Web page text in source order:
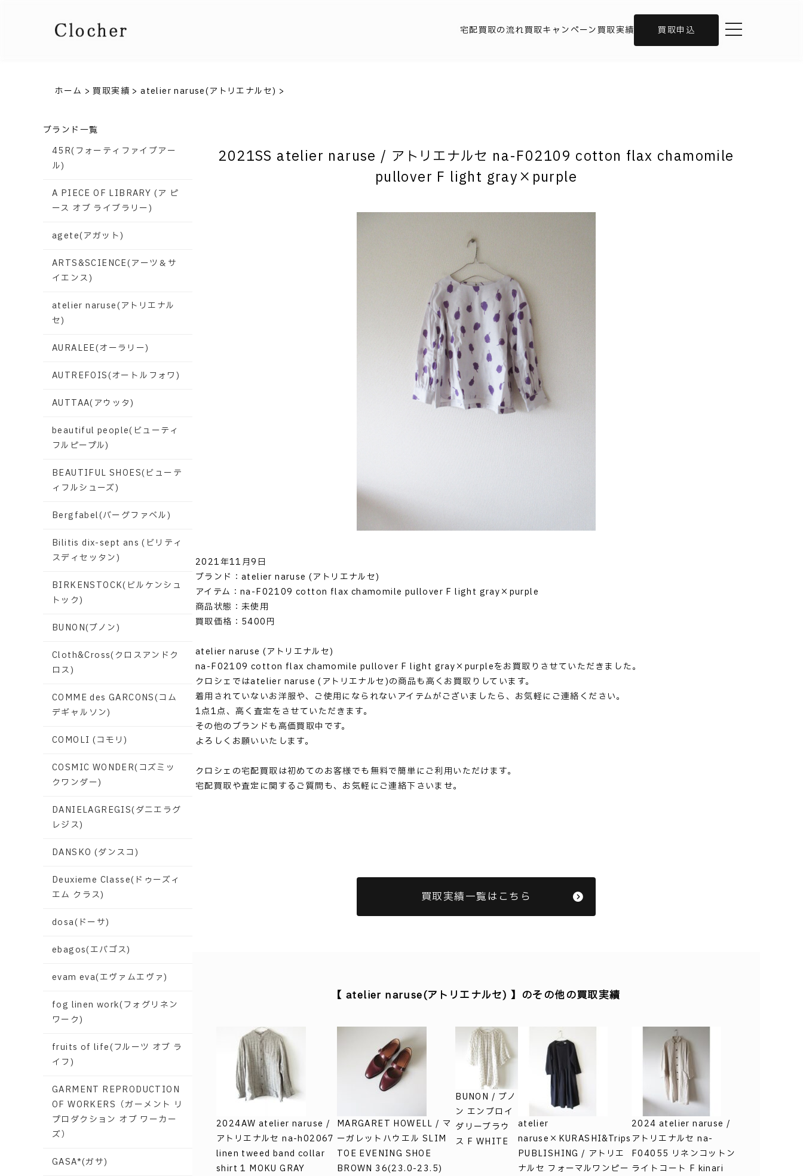
宅配買取の流れ買取キャンペーン買取実績 買取申込 toggle navigation
ホーム >買取実績 >atelier naruse(アトリエナルセ) >
2021SS atelier naruse / アトリエナルセ na-F02109 cotton flax chamomile
pullover F light gray×purple
2021年11月9日
ブランド：atelier naruse (アトリエナルセ)
アイテム：na-F02109 cotton flax chamomile pullover F light gray×purple
商品状態：未使用
買取価格：5400円
atelier naruse (アトリエナルセ)
na-F02109 cotton flax chamomile pullover F light gray×purpleをお買取りさせていただきました。
クロシェではatelier naruse (アトリエナルセ)の商品も高くお買取りしています。
着用されていないお洋服や、ご使用になられないアイテムがございましたら、お気軽にご連絡ください。
1点1点、高く査定をさせていただきます。
その他のブランドも高価買取中です。
よろしくお願いいたします。
クロシェの宅配買取は初めてのお客様でも無料で簡単にご利用いただけます。
宅配買取や査定に関するご質問も、お気軽にご連絡下さいませ。
買取実績一覧はこちら
【 atelier naruse(アトリエナルセ) 】のその他の買取実績
2024AW atelier naruse /
アトリエナルセ na-h02067
linen tweed band collar
shirt 1 MOKU GRAY
MARGARET HOWELL / マ
ーガレットハウエル SLIM
TOE EVENING SHOE
BROWN 36(23.0-23.5)
BUNON / ブノ
ン エンブロイ
ダリーブラウ
ス F WHITE
atelier
naruse×KURASHI&Trips
PUBLISHING / アトリエ
ナルセ フォーマルワンピー
2024 atelier naruse /
アトリエナルセ na-
F04055 リネンコットン
ライトコート F kinari
ブランド一覧
45R(フォーティファイブアー
ル)
A PIECE OF LIBRARY (ア ピ
ース オブ ライブラリー)
agete(アガット)
ARTS&SCIENCE(アーツ＆サ
イエンス)
atelier naruse(アトリエナル
セ)
AURALEE(オーラリー)
AUTREFOIS(オートルフォワ)
AUTTAA(アウッタ)
beautiful people(ビューティ
フルピープル)
BEAUTIFUL SHOES(ビューテ
ィフルシューズ)
Bergfabel(バーグファベル)
Bilitis dix-sept ans (ビリティ
スディセッタン)
BIRKENSTOCK(ビルケンシュ
トック)
BUNON(ブノン)
Cloth&Cross(クロスアンドク
ロス)
COMME des GARCONS(コム
デギャルソン)
COMOLI (コモリ)
COSMIC WONDER(コズミッ
クワンダー)
DANIELAGREGIS(ダニエラグ
レジス)
DANSKO (ダンスコ)
Deuxieme Classe(ドゥーズィ
エム クラス)
dosa(ドーサ)
ebagos(エバゴス)
evam eva(エヴァムエヴァ)
fog linen work(フォグリネン
ワーク)
fruits of life(フルーツ オブ ラ
イフ)
GARMENT REPRODUCTION
OF WORKERS（ガーメント リ
プロダクション オブ ワーカー
ズ）
GASA*(ガサ)